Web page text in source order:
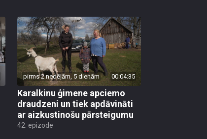
pirms 2 nedēļām, 5 dienām 00:04:35
Karalkinu ģimene apciemo
draudzeni un tiek apdāvināti
ar aizkustinošu pārsteigumu
42. epizode